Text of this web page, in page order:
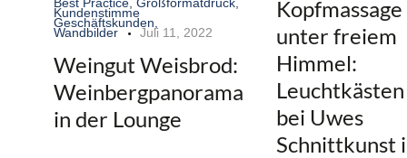
Kundenstimme
Geschäftskunden
Wandbilder Juli 11, 2022
Weingut Weisbrod:
Weinbergpanorama
in der Lounge
Kopfmassage
unter freiem
Himmel:
Leuchtkästen
bei Uwes
Schnittkunst